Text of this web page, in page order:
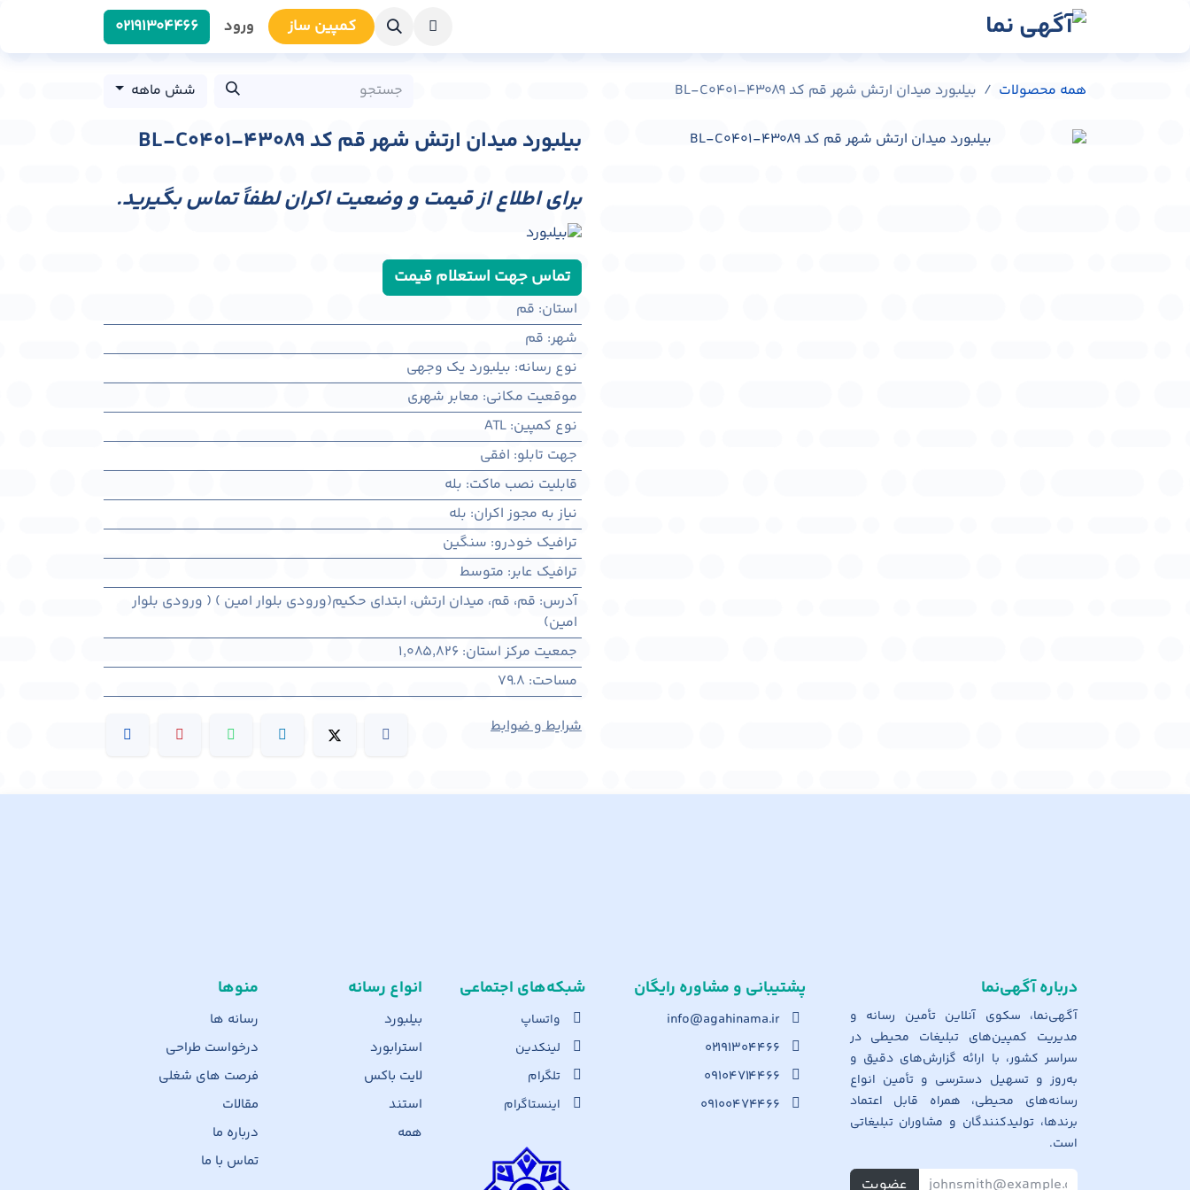
کمپین سا​​ز ورود 0219​1304466
همه محصولات بیلبورد میدان ارتش شهر قم کد BL-C0401-43089 شش ماهه
بیلبورد میدان ارتش شهر قم کد BL-C0401-43089
برای اطلاع از قیمت و وضعیت اکران لطفاً تماس بگیرید.
تماس جهت استعلام قیمت
استان: قم
شهر: قم
نوع رسانه: بیلبورد یک وجهی
موقعیت مکانی: معابر شهری
نوع کمپین:
ATL
جهت تابلو: افقی
قابلیت نصب ماکت: بله
نیاز به مجوز اکران: بله
ترافیک خودرو: سنگین
ترافیک عابر: متوسط
آدرس: قم، قم، میدان ارتش، ابتدای حکیم(ورودی بلوار امین ) ( ورودی بلوار
امین)
جمعیت مرکز استان:
1,085,826
مساحت:
79.8
شرایط و ضوابط
منوها
رسانه ها
درخواست طراحی
فرصت های شغلی
مقالات
درباره ما
تماس با ما
انواع رسانه
بیلبورد
استرابورد
لایت باکس
استند
همه
شبکه‌های اجت​ماعی
واتساپ
لینکدین
تلگرام
اینستاگرام
پشتیبانی و مشاوره رایگان
info@agahinama.ir
۰۲۱۹۱۳۰۴۴۶۶
۰۹۱۰۴۷۱۴۴۶۶
۰۹۱۰۰۴۷۴۴۶۶
درباره آگهی‌نما
آگهی‌نما، سکوی آنلاین تأمین رسانه و
مدیریت کمپین‌های تبلیغات محیطی در
سراسر کشور، با ارائه گزارش‌های دقیق و
به‌روز و تسهیل دسترسی و تأمین انواع
رسانه‌های محیطی، همراه قابل اعتماد
برندها، تولیدکنندگان و مشاوران تبلیغاتی
است.
عضویت